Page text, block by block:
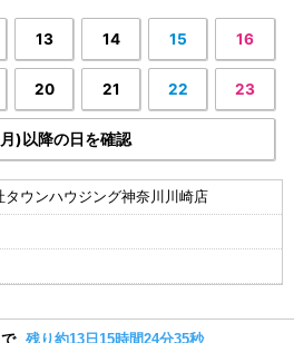
13 14 15 16
20 21 22 23
)以降の日を確認
タウンハウジング神奈川川崎店
残り約13日15時間24分34秒